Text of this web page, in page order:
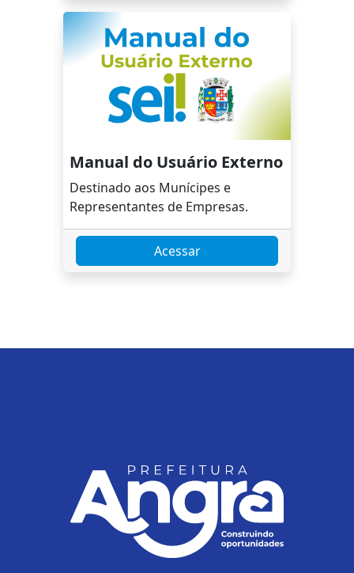
Manual do Usuário Externo
Destinado aos Munícipes e
Representantes de Empresas.
Acessar